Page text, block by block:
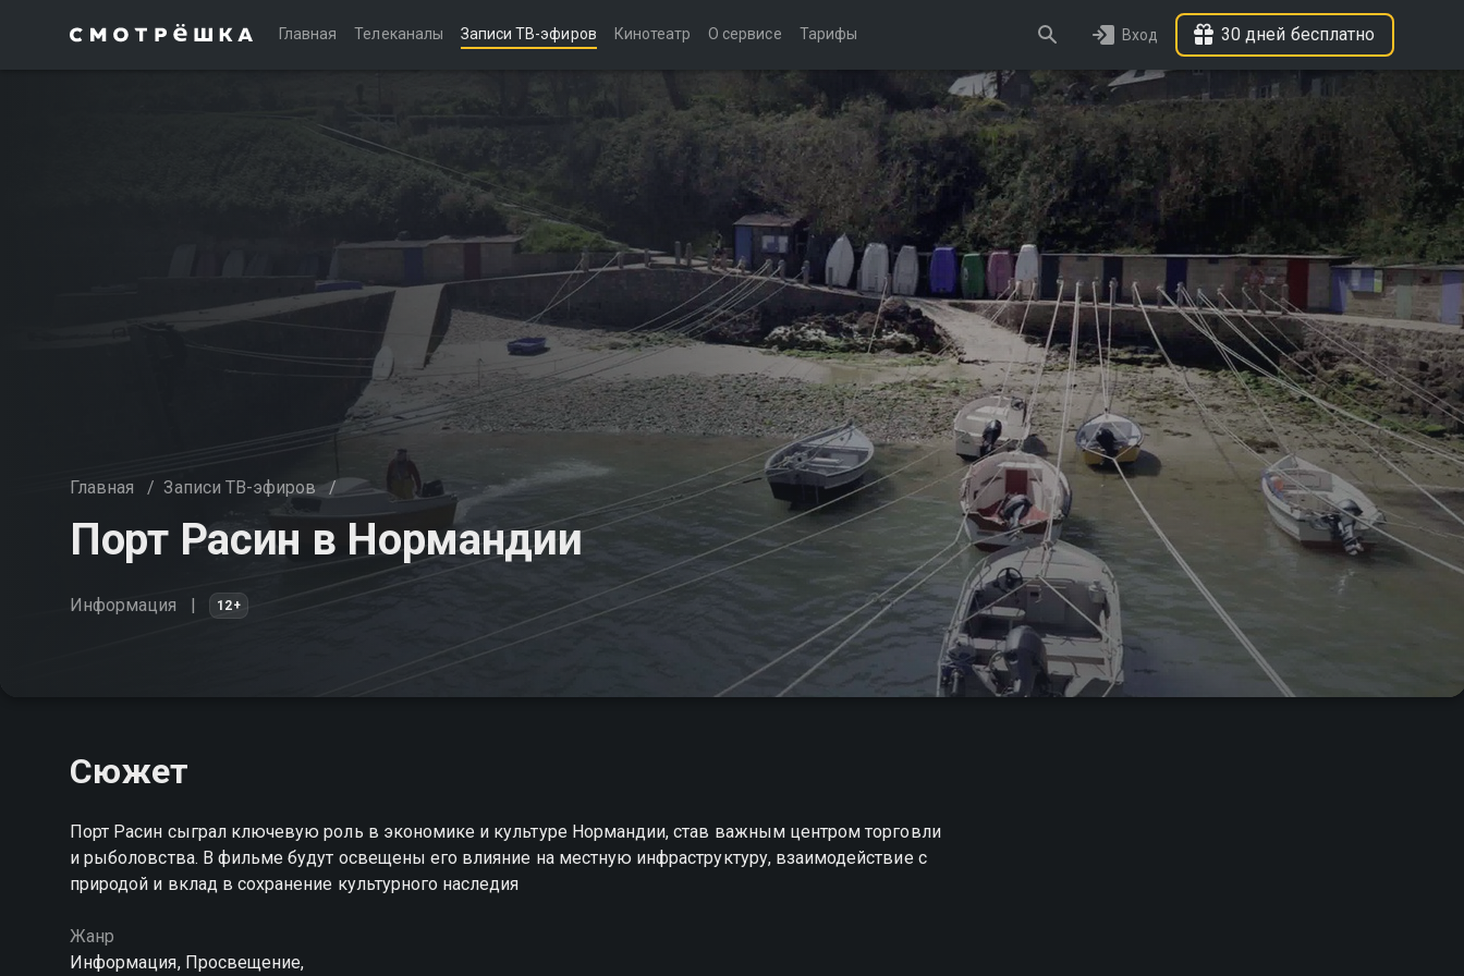
Главная Телеканалы Записи ТВ-эфиров Кинотеатр О сервисе Тарифы Вход 30 дней бесплатно
Главная / Записи ТВ-эфиров /
Порт Расин в Нормандии
Информация 12+
Сюжет
Порт Расин сыграл ключевую роль в экономике и культуре Нормандии, став важным центром торговли
и рыболовства. В фильме будут освещены его влияние на местную инфраструктуру, взаимодействие с
природой и вклад в сохранение культурного наследия
Жанр
Информация, Просвещение,